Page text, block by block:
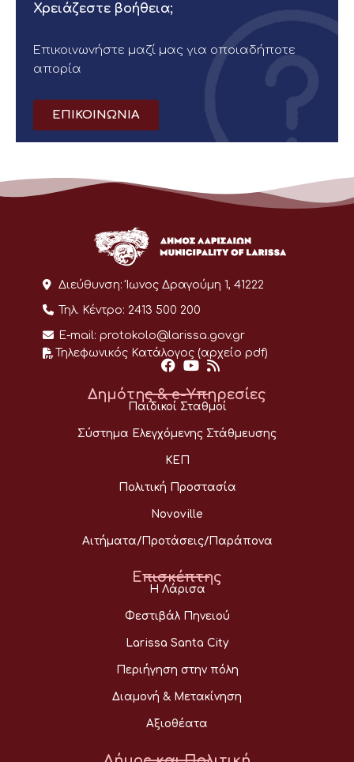
Χρειάζεστε βοήθεια;
Επικοινωνήστε μαζί μας για οποιαδήποτε
απορία
ΕΠΙΚΟΙΝΩΝΙΑ
Διεύθυνση: Ίωνος Δραγούμη 1, 41222
Τηλ. Κέντρο: 2413 500 200
E-mail: protokolo@larissa.gov.gr
Τηλεφωνικός Κατάλογος (αρχείο pdf)
Δημότης & e-Υπηρεσίες
Παιδικοί Σταθμοί
Σύστημα Ελεγχόμενης Στάθμευσης
ΚΕΠ
Πολιτική Προστασία
Novoville
Αιτήματα/Προτάσεις/Παράπονα
Επισκέπτης
Η Λάρισα
Φεστιβάλ Πηνειού
Larissa Santa City
Περιήγηση στην πόλη
Διαμονή & Μετακίνηση
Αξιοθέατα